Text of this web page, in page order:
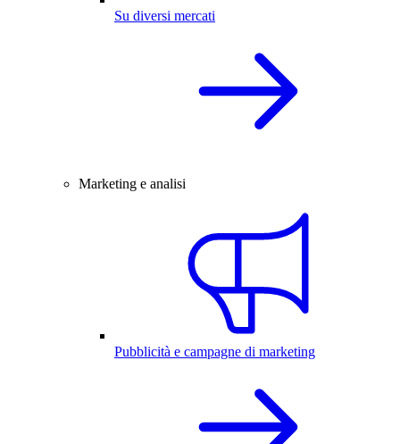
Su diversi mercati
Marketing e analisi
Pubblicità e campagne di marketing